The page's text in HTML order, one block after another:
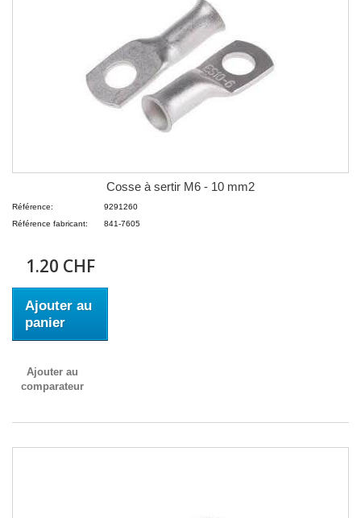
Cosse à sertir M6 - 10 mm2
Référence:
9291260
Référence fabricant:
841-7605
1.20 CHF
Ajouter au
panier
Ajouter au
comparateur